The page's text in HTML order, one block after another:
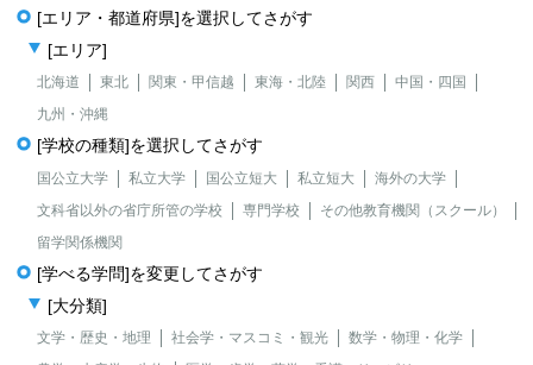
[エリア・都道府県]を選択してさがす
[エリア]
北海道 東北 関東・甲信越 東海・北陸 関西
中国・四国
九州・沖縄
[学校の種類]を選択してさがす
国公立大学 私立大学 国公立短大 私立短大
海外の大学
文科省以外の省庁所管の学校
専門学校
その他教育機関（スクール）
留学関係機関
[学べる学問]を変更してさがす
[大分類]
文学・歴史・地理 社会学・マスコミ・観光
数学・物理・化学